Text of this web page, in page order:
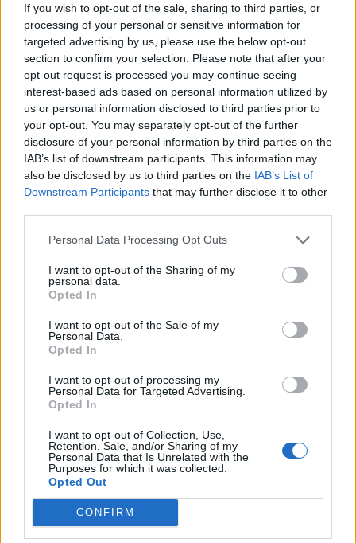
If you wish to opt-out of the sale, sharing to third parties, or
processing of your personal or sensitive information for
targeted advertising by us, please use the below opt-out
section to confirm your selection. Please note that after your
opt-out request is processed you may continue seeing
interest-based ads based on personal information utilized by
us or personal information disclosed to third parties prior to
your opt-out. You may separately opt-out of the further
disclosure of your personal information by third parties on the
IAB’s list of downstream participants. This information may
also be disclosed by us to third parties on the IAB’s List of
Downstream Participants that may further disclose it to other
Personal Data Processing Opt Outs
I want to opt-out of the Sharing of my
personal data.
Opted In
I want to opt-out of the Sale of my
Personal Data.
Opted In
I want to opt-out of processing my
Personal Data for Targeted Advertising.
Opted In
I want to opt-out of Collection, Use,
Retention, Sale, and/or Sharing of my
Personal Data that Is Unrelated with the
Purposes for which it was collected.
Opted Out
CONFIRM
Puttelitens projekt Audi S2 Avant. Back
to basic. + garagefix.
Senaste inlägget avPutteliten fredag 22:10 iProjekt
Volkswagen Golf MK4 v6 4motion OEM++
med JDM inspiration.
14 svar
Senaste inlägget avStol3n_Identity fredag 10:06iProjekt
Manta b som ska räddas (kaross eller
delar sökes)
122 svar
Senaste inlägget avTyfors torsdag 23:25iProjekt
Huggern goes big block with 427 ZL-1! 551 svar
Senaste inlägget avhugger69 torsdag 23:01 Projekt
Camaro som bruksbil?! 57 svar
Senaste inlägget av Projekt
Senaste inlägget av Projekt
Senaste inlägget av16vt4m torsdag 19:51 Projekt
Volvo 245 ?Turbo?
Senaste inlägget av Marurb1 onsdag 23:42
Renovering av en Honda Civic Aerodeck
VTi
Senaste inlägget avXebers76 onsdag 20:48iProjekt
Nyaste forumtrådarna